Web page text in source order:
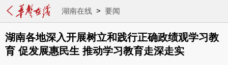
湖南在线> 要闻
湖南各地深入开展树立和践行正确政绩观学习教
育 促发展惠民生 推动学习教育走深走实